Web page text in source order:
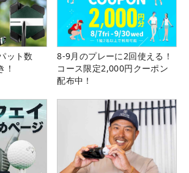
ット数
！
8-9月のプレーに2回使える！
コース限定2,000円クーポン
配布中！